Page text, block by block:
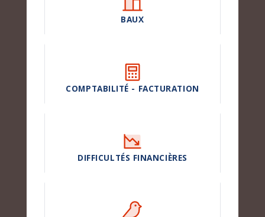
BAUX
COMPTABILITÉ - FACTURATION
DIFFICULTÉS FINANCIÈRES